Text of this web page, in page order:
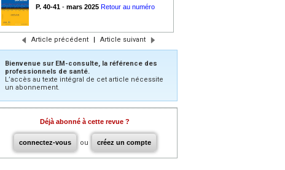
P. 40-41 - mars 2025 Retour au numéro
Article précédent | Article suivant
Bienvenue sur EM-consulte, la référence des
professionnels de santé.
L’accès au texte intégral de cet article nécessite
un abonnement.
Déjà abonné à cette revue ?
connectez-vous ou créez un compte